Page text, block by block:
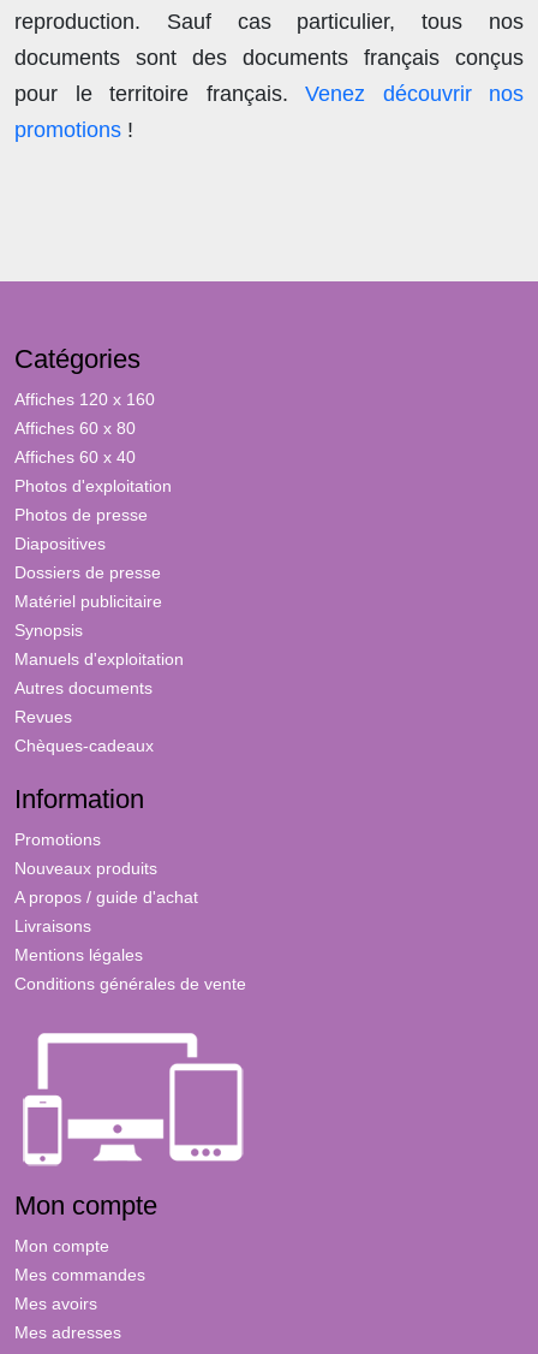
reproduction. Sauf cas particulier, tous nos
documents sont des documents français conçus
pour le territoire français. Venez découvrir nos
promotions !
Catégories
Affiches 120 x 160
Affiches 60 x 80
Affiches 60 x 40
Photos d'exploitation
Photos de presse
Diapositives
Dossiers de presse
Matériel publicitaire
Synopsis
Manuels d'exploitation
Autres documents
Revues
Chèques-cadeaux
Information
Promotions
Nouveaux produits
A propos / guide d'achat
Livraisons
Mentions légales
Conditions générales de vente
Mon compte
Mon compte
Mes commandes
Mes avoirs
Mes adresses